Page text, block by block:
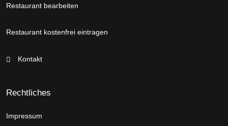
Restaurant bearbeiten
Restaurant kostenfrei eintragen
Kontakt
Rechtliches
Impressum